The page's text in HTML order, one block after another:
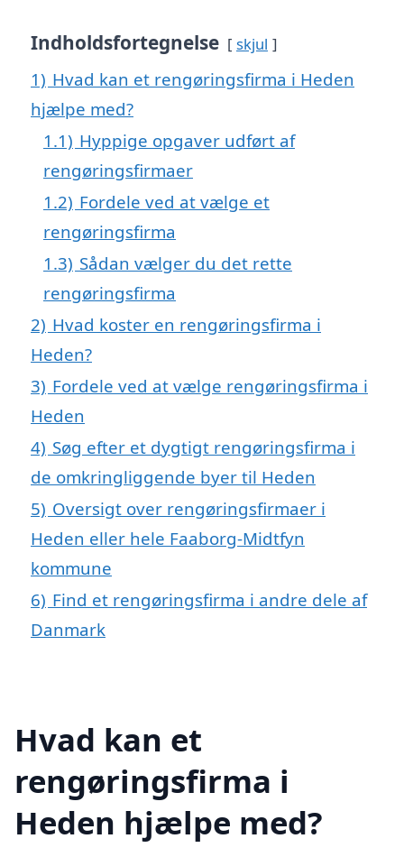
Indholdsfortegnelse skjul
1) Hvad kan et rengøringsfirma i Heden
hjælpe med?
1.1) Hyppige opgaver udført af
rengøringsfirmaer
1.2) Fordele ved at vælge et
rengøringsfirma
1.3) Sådan vælger du det rette
rengøringsfirma
2) Hvad koster en rengøringsfirma i
Heden?
3) Fordele ved at vælge rengøringsfirma i
Heden
4) Søg efter et dygtigt rengøringsfirma i
de omkringliggende byer til Heden
5) Oversigt over rengøringsfirmaer i
Heden eller hele Faaborg-Midtfyn
kommune
6) Find et rengøringsfirma i andre dele af
Danmark
Hvad kan et
rengøringsfirma i
Heden hjælpe med?